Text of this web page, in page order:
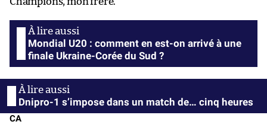
Mondial U20 : comment en est-on arrivé à une
finale Ukraine-Corée du Sud ?
Dnipro-1 s’impose dans un match de… cinq heures
CA